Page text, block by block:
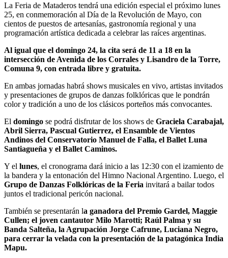
La Feria de Mataderos tendrá una edición especial el próximo lunes
25, en conmemoración al Día de la Revolución de Mayo, con
cientos de puestos de artesanías, gastronomía regional y una
programación artística dedicada a celebrar las raíces argentinas.
Al igual que el domingo 24, la cita será de 11 a 18 en la
intersección de Avenida de los Corrales y Lisandro de la Torre,
Comuna 9, con entrada libre y gratuita.
En ambas jornadas habrá shows musicales en vivo, artistas invitados
y presentaciones de grupos de danzas folklóricas que le pondrán
color y tradición a uno de los clásicos porteños más convocantes.
El domingo se podrá disfrutar de los shows de Graciela Carabajal,
Abril Sierra, Pascual Gutierrez, el Ensamble de Vientos
Andinos del Conservatorio Manuel de Falla, el Ballet Luna
Santiagueña y el Ballet Caminos.
Y el lunes, el cronograma dará inicio a las 12:30 con el izamiento de
la bandera y la entonación del Himno Nacional Argentino. Luego, el
Grupo de Danzas Folklóricas de la Feria invitará a bailar todos
juntos el tradicional pericón nacional.
También se presentarán la ganadora del Premio Gardel, Maggie
Cullen; el joven cantautor Milo Marotti; Raúl Palma y su
Banda Salteña, la Agrupación Jorge Cafrune, Luciana Negro,
para cerrar la velada con la presentación de la patagónica India
Mapu.